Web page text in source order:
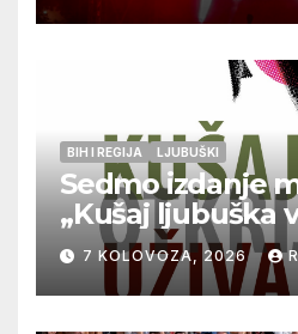
BIH I REGIJA LJUBUŠKI
Sedmo izdanje
„Kušaj ljubuška
vrhunska vina,
glazbu
7 KOLOVOZA, 2026